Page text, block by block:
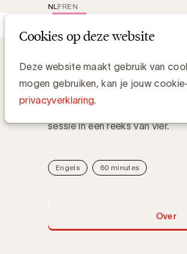
Cookies op deze website
Deze website maakt gebruik van
mogen gebruiken, kan je jouw
privacyverklaring.
EN
FR
NL
Agentic AI in
Van SEO naar GEO: hoe AI
sessie in een reeks van vier.
Engels 60 minutes
Over